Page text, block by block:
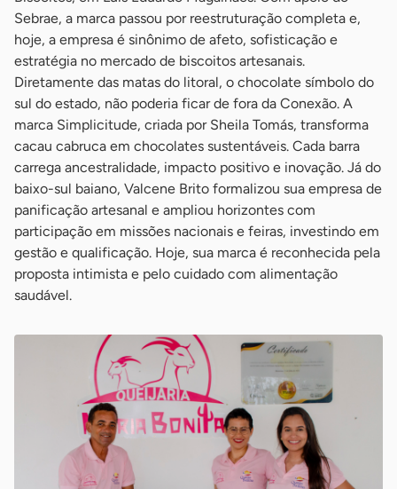
Sebrae, a marca passou por reestruturação completa e,
hoje, a empresa é sinônimo de afeto, sofisticação e
estratégia no mercado de biscoitos artesanais.
Diretamente das matas do litoral, o chocolate símbolo do
sul do estado, não poderia ficar de fora da Conexão. A
marca Simplicitude, criada por Sheila Tomás, transforma
cacau cabruca em chocolates sustentáveis. Cada barra
carrega ancestralidade, impacto positivo e inovação. Já do
baixo-sul baiano, Valcene Brito formalizou sua empresa de
panificação artesanal e ampliou horizontes com
participação em missões nacionais e feiras, investindo em
gestão e qualificação. Hoje, sua marca é reconhecida pela
proposta intimista e pelo cuidado com alimentação
saudável.